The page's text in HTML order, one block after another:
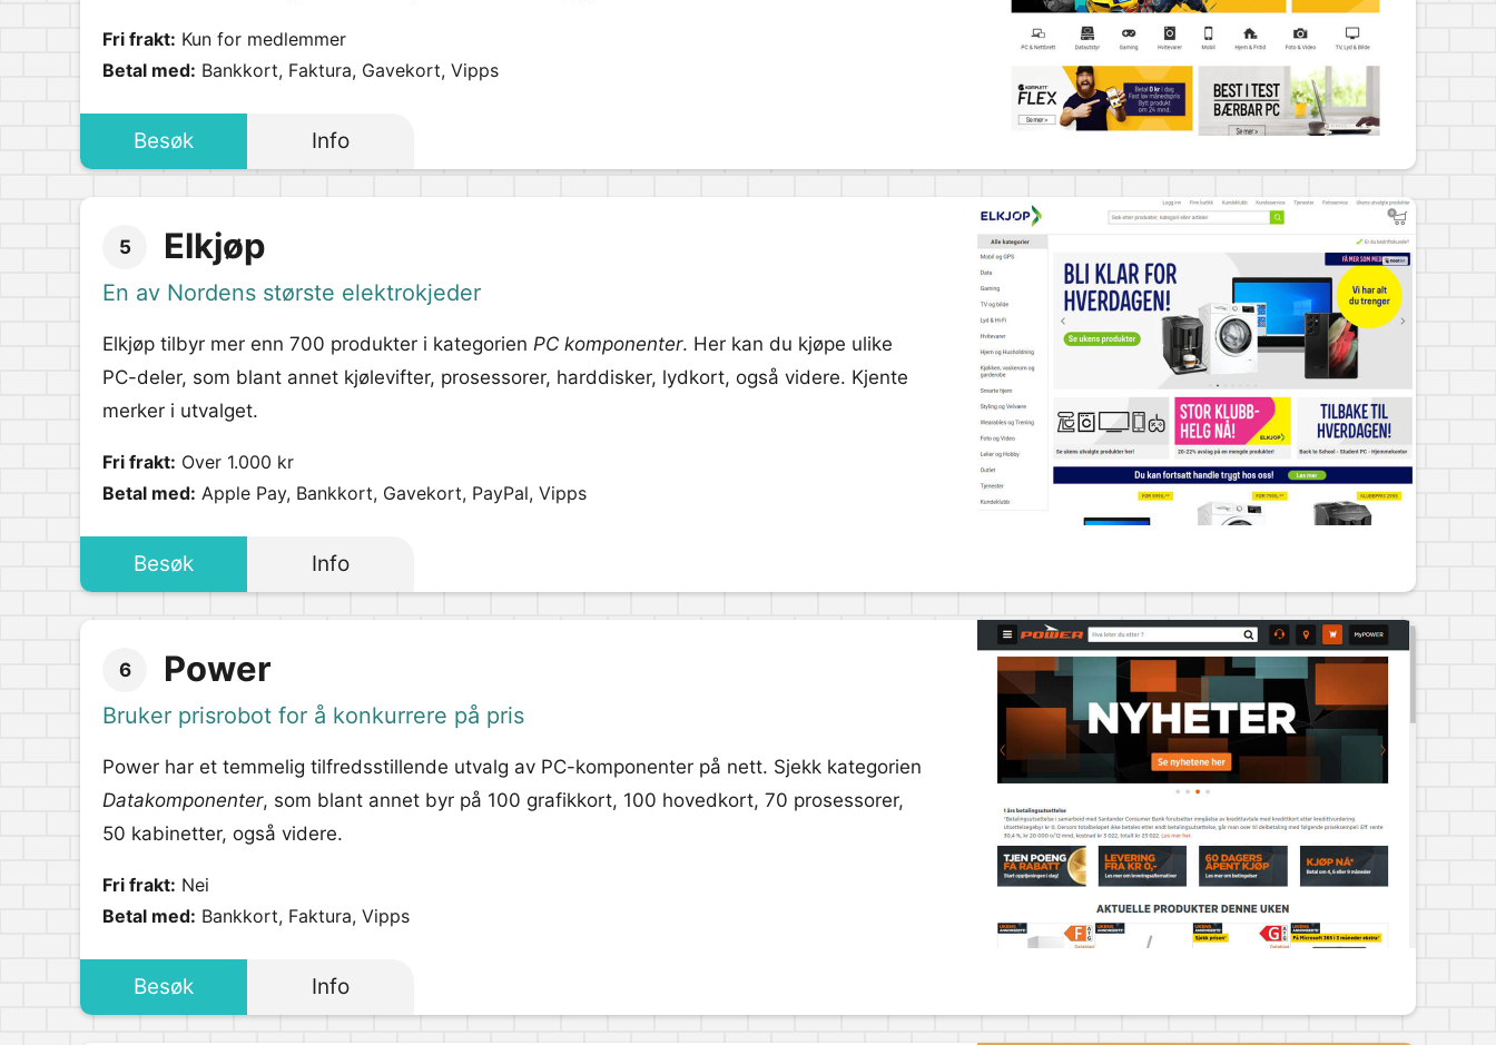
Fri frakt: Kun for medlemmer
Betal med: Bankkort, Faktura, Gavekort, Vipps
Besøk Info
5 Elkjøp
En av Nordens største elektrokjeder
Elkjøp tilbyr mer enn 700 produkter i kategorien PC komponenter. Her kan du kjøpe ulike
PC-deler, som blant annet kjølevifter, prosessorer, harddisker, lydkort, også videre. Kjente
merker i utvalget.
Fri frakt: Over 1.000 kr
Betal med: Apple Pay, Bankkort, Gavekort, PayPal, Vipps
Besøk Info
6 Power
Bruker prisrobot for å konkurrere på pris
Power har et temmelig tilfredsstillende utvalg av PC-komponenter på nett. Sjekk kategorien
Datakomponenter, som blant annet byr på 100 grafikkort, 100 hovedkort, 70 prosessorer,
50 kabinetter, også videre.
Fri frakt: Nei
Betal med: Bankkort, Faktura, Vipps
Besøk Info